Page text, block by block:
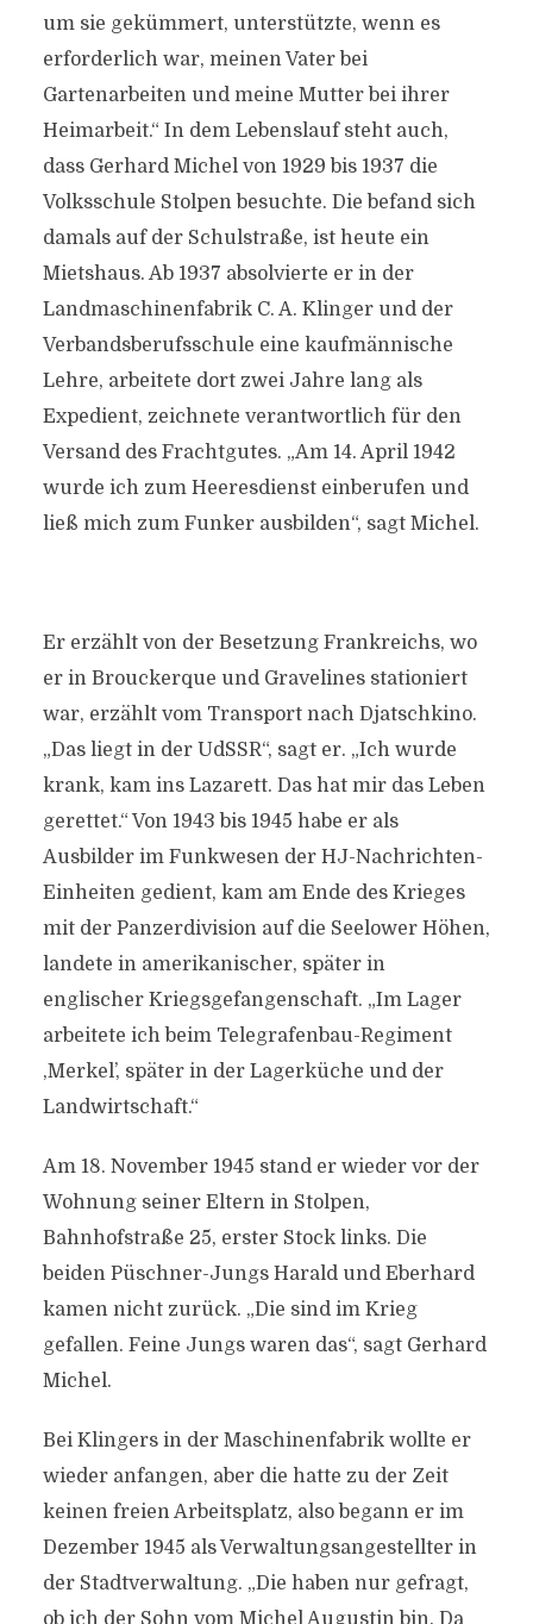
um sie gekümmert, unterstützte, wenn es
erforderlich war, meinen Vater bei
Gartenarbeiten und meine Mutter bei ihrer
Heimarbeit.“ In dem Lebenslauf steht auch,
dass Gerhard Michel von 1929 bis 1937 die
Volksschule Stolpen besuchte. Die befand sich
damals auf der Schulstraße, ist heute ein
Mietshaus. Ab 1937 absolvierte er in der
Landmaschinenfabrik C. A. Klinger und der
Verbandsberufsschule eine kaufmännische
Lehre, arbeitete dort zwei Jahre lang als
Expedient, zeichnete verantwortlich für den
Versand des Frachtgutes. „Am 14. April 1942
wurde ich zum Heeresdienst einberufen und
ließ mich zum Funker ausbilden“, sagt Michel.
Er erzählt von der Besetzung Frankreichs, wo
er in Brouckerque und Gravelines stationiert
war, erzählt vom Transport nach Djatschkino.
„Das liegt in der UdSSR“, sagt er. „Ich wurde
krank, kam ins Lazarett. Das hat mir das Leben
gerettet.“ Von 1943 bis 1945 habe er als
Ausbilder im Funkwesen der HJ-Nachrichten-
Einheiten gedient, kam am Ende des Krieges
mit der Panzerdivision auf die Seelower Höhen,
landete in amerikanischer, später in
englischer Kriegsgefangenschaft. „Im Lager
arbeitete ich beim Telegrafenbau-Regiment
,Merkel’, später in der Lagerküche und der
Landwirtschaft.“
Am 18. November 1945 stand er wieder vor der
Wohnung seiner Eltern in Stolpen,
Bahnhofstraße 25, erster Stock links. Die
beiden Püschner-Jungs Harald und Eberhard
kamen nicht zurück. „Die sind im Krieg
gefallen. Feine Jungs waren das“, sagt Gerhard
Michel.
Bei Klingers in der Maschinenfabrik wollte er
wieder anfangen, aber die hatte zu der Zeit
keinen freien Arbeitsplatz, also begann er im
Dezember 1945 als Verwaltungsangestellter in
der Stadtverwaltung. „Die haben nur gefragt,
ob ich der Sohn vom Michel Augustin bin. Da